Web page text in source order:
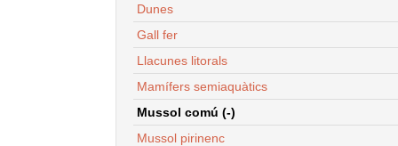
Dunes
Gall fer
Llacunes litorals
Mamífers semiaquàtics
Mussol comú (-)
Mussol pirinenc